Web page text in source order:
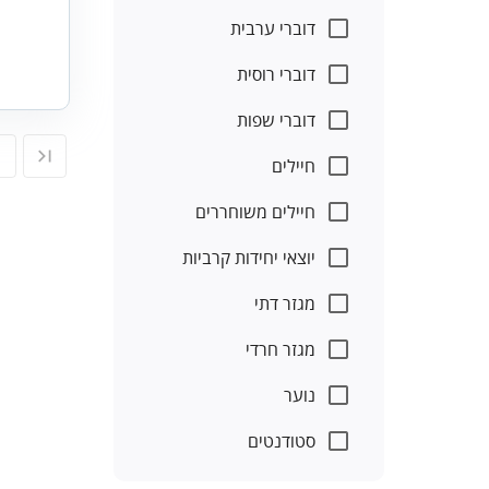
דוברי ערבית
דוברי רוסית
דוברי שפות
חיילים
חיילים משוחררים
יוצאי יחידות קרביות
מגזר דתי
מגזר חרדי
נוער
סטודנטים